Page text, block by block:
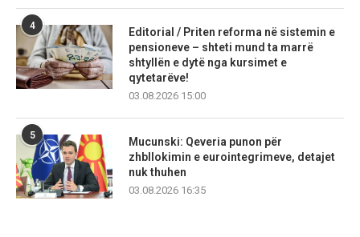
4
Editorial / Priten reforma në sistemin e
pensioneve – shteti mund ta marrë
shtyllën e dytë nga kursimet e
qytetarëve!
03.08.2026 15:00
5
Mucunski: Qeveria punon për
zhbllokimin e eurointegrimeve, detajet
nuk thuhen
03.08.2026 16:35